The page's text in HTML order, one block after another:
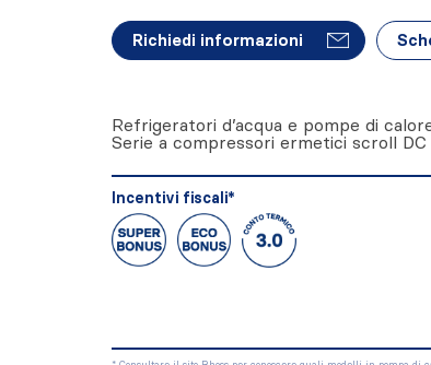
Richiedi informazioni
Refrigeratori d’acqua e pompe di
Serie a compressori ermetici scroll
Incentivi fiscali*